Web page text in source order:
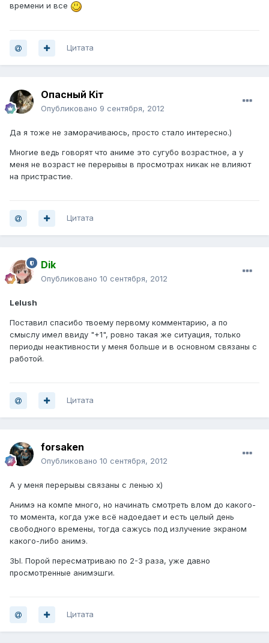
времени и все
Цитата
Опасный Кiт
Опубликовано 9 сентября, 2012
Да я тоже не заморачиваюсь, просто стало интересно.)
Многие ведь говорят что аниме это сугубо возрастное, а у
меня не возраст не перерывы в просмотрах никак не влияют
на пристрастие.
Цитата
Dik
Опубликовано 10 сентября, 2012
Lelush
Поставил спасибо твоему первому комментарию, а по
смыслу имел ввиду "+1", ровно такая же ситуация, только
периоды неактивности у меня больше и в основном связаны с
работой.
Цитата
forsaken
Опубликовано 10 сентября, 2012
А у меня перерывы связаны с ленью х)
Анимэ на компе много, но начинать смотреть влом до какого-
то момента, когда уже всё надоедает и есть целый день
свободного времены, тогда сажусь под излучение экраном
какого-либо анимэ.
ЗЫ. Порой пересматриваю по 2-3 раза, уже давно
просмотренные анимэшги.
Цитата